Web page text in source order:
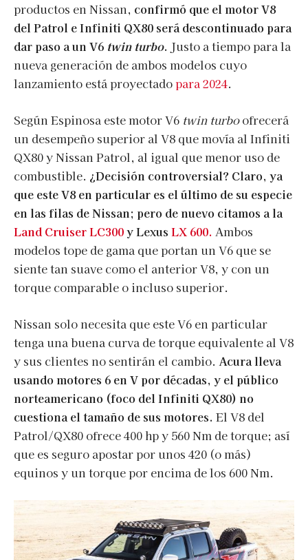
productos en Nissan, confirmó que el motor V8
del Patrol e Infiniti QX80 será descontinuado para
dar paso a un V6 twin turbo. Justo a tiempo para la
nueva generación de ambos modelos cuyo
lanzamiento está proyectadopara 2024.
Según Espinosa este motor V6 twin turboofrecerá
un desempeño superior al V8 que movía al Infiniti
QX80 y Nissan Patrol, al igual que menor uso de
combustible. ¿Decisión controversial? Claro, ya
que este V8 en particular es el último de su especie
en las filas de Nissan; pero de nuevo citamos a la
Land Cruiser LC300y Lexus LX 600. Ambos
modelos tope de gama que portan un V6 que se
siente tan suave como el anterior V8, y con un
torque comparable o incluso superior.
Nissan solo necesita que este V6 en particular
tenga una buena curva de torque equivalente al V8
y sus clientes no sentirán el cambio. Acura lleva
usando motores 6 en V por décadas, y el público
norteamericano (foco del Infiniti QX80) no
cuestiona el tamaño de sus motores. El V8 del
Patrol/QX80 ofrece 400 hp y 560 Nm de torque; así
que es seguro apostar por unos 420 (o más)
equinos y un torque por encima de los 600 Nm.